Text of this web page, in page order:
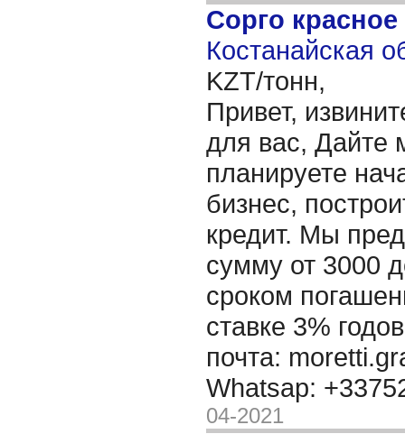
Сорго красное
Костанайская
KZT/тонн,
Привет,
для вас, Дайте
планируете
бизнес,
кредит. Мы
сумму от 3000
сроком
ставке 3%
почта:
Whatsap:
04-2021